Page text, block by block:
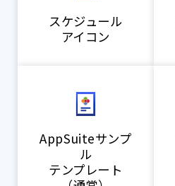
スケジュール
アイコン
AppSuiteサンプ
ル
テンプレート